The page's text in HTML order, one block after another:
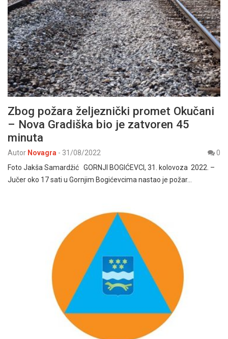
Zbog požara željeznički promet Okučani
– Nova Gradiška bio je zatvoren 45
minuta
Autor Novagra - 31/08/2022
0
Foto Jakša Samardžić GORNJI BOGIĆEVCI, 31. kolovoza 2022. –
Jučer oko 17 sati u Gornjim Bogićevcima nastao je požar…